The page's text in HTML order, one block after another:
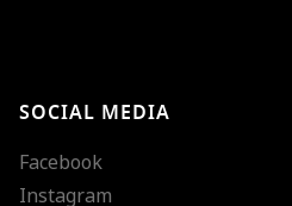
SOCIAL MEDIA
Facebook
Instagram